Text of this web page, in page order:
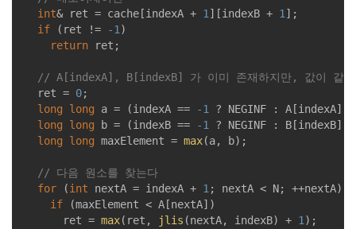
int& ret = cache[indexA + 1 ][indexB + 1 ];
if (ret != -1 )
return ret;
// A[indexA], B[indexB] 가 이미 존재하지만, 값이 같
	ret =
0;
long
long a = (indexA == -1
? NEGINF : A[indexA]);
long
long b = (indexB == -1
? NEGINF : B[indexB]);
long
long maxElement = max(a, b);
// 다음 원소를 찾는다
for (int nextA = indexA + 1 ; nextA < N; ++nextA)
if (maxElement < A[nextA])
			ret =
max(ret, jlis (nextA, indexB) + 1 );